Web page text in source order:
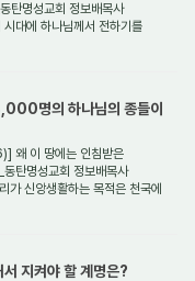
탄명성교회 정보배목사
에 하나님께서 전하기를
명의 하나님의 종들이
왜 이 땅에는 인침받은
탄명성교회 정보배목사
신앙생활하는 목적은 천국에
지켜야 할 계명은?